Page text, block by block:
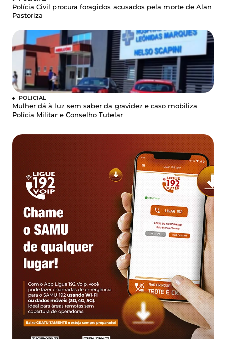
Polícia Civil procura foragidos acusados pela morte de Alan
Pastoriza
POLICIAL
Mulher dá à luz sem saber da gravidez e caso mobiliza
Polícia Militar e Conselho Tutelar